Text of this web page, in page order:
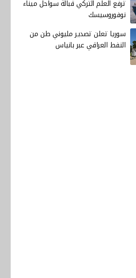
ترفع العلم التركي قبالة سواحل ميناء
نوفوروسيسك
سوريا تعلن تصدير مليوني طن من
النفط العراقي عبر بانياس